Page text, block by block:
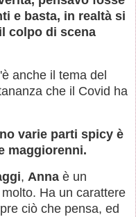
e basta, in realtà si
colpo di scena
anche il tema del
che il Covid ha
varie parti spicy è
maggiorenni.
, Anna è un
Ha un carattere
ciò che pensa, ed